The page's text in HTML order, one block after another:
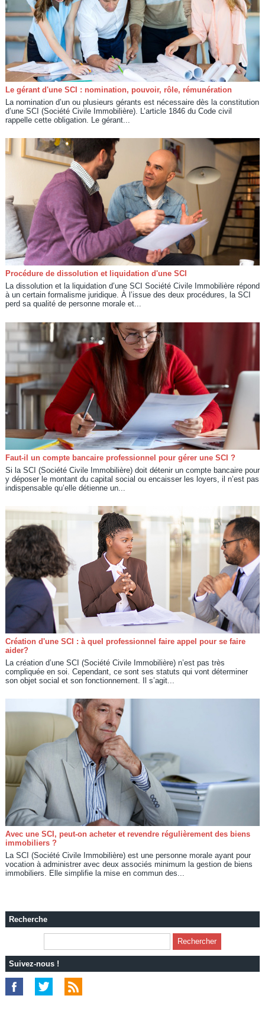
Le gérant d'une SCI : nomination, pouvoir, rôle, rémunération
La nomination d’un ou plusieurs gérants est nécessaire dès la constitution
d’une SCI (Société Civile Immobilière). L’article 1846 du Code civil
rappelle cette obligation. Le gérant...
Procédure de dissolution et liquidation d'une SCI
La dissolution et la liquidation d’une SCI Société Civile Immobilière répond
à un certain formalisme juridique. À l’issue des deux procédures, la SCI
perd sa qualité de personne morale et...
Faut-il un compte bancaire professionnel pour gérer une SCI ?
Si la SCI (Société Civile Immobilière) doit détenir un compte bancaire pour
y déposer le montant du capital social ou encaisser les loyers, il n’est pas
indispensable qu’elle détienne un...
Création d'une SCI : à quel professionnel faire appel pour se faire
aider?
La création d’une SCI (Société Civile Immobilière) n’est pas très
compliquée en soi. Cependant, ce sont ses statuts qui vont déterminer
son objet social et son fonctionnement. Il s’agit...
Avec une SCI, peut-on acheter et revendre régulièrement des biens
immobiliers ?
La SCI (Société Civile Immobilière) est une personne morale ayant pour
vocation à administrer avec deux associés minimum la gestion de biens
immobiliers. Elle simplifie la mise en commun des...
Recherche
Suivez-nous !